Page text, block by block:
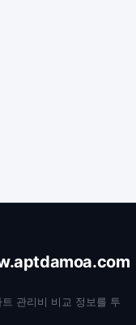
관리비 비교 정보를 투